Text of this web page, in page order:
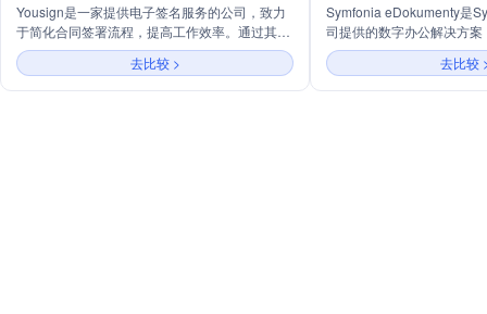
Yousign是一家提供电子签名服务的公司，致力
于简化合同签署流程，提高工作效率。通过其平
台，用户可以轻松创建、发送、签署和管理电子
文档，确保交易的安全性和合规性。Yousign支
持多种文件格式，适用于个人和企业用户，满足
去比较 >
Symfonia eDokumenty是
司提供的数字办公解决方
文档流转、商务应用以及
括电子发票、支付、合同
CRM、销售发票、项目管
去比较